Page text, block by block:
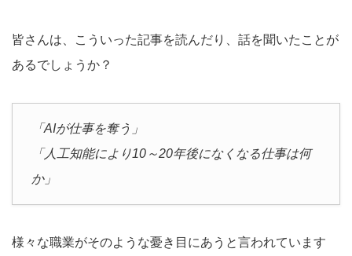
皆さんは、こういった記事を読んだり、話を聞いたことが
あるでしょうか？
「AIが仕事を奪う」
「人工知能により10～20年後になくなる仕事は何
か」
様々な職業がそのような憂き目にあうと言われています